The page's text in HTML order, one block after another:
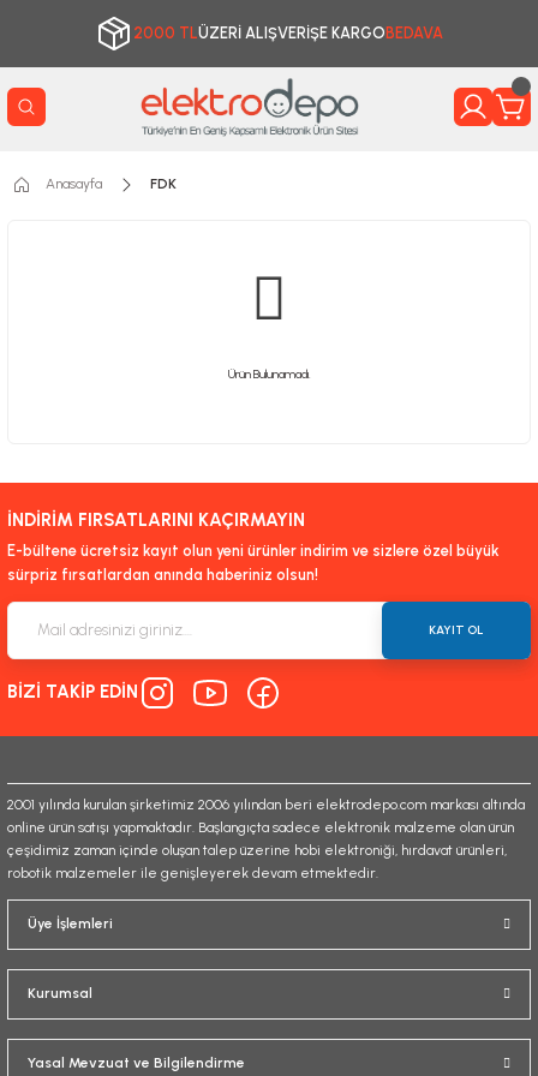
2000 TLÜZERİ ALIŞVERİŞE KARGO BEDAVA
Anasayfa FDK
Ürün Bulunamadı.
İNDİRİM FIRSATLARINI KAÇIRMAYIN
E-bültene ücretsiz kayıt olun yeni ürünler indirim ve sizlere özel büyük
sürpriz fırsatlardan anında haberiniz olsun!
KAYIT OL
BİZİ TAKİP EDİN
2001 yılında kurulan şirketimiz 2006 yılından beri elektrodepo.com markası altında
online ürün satışı yapmaktadır. Başlangıçta sadece elektronik malzeme olan ürün
çeşidimiz zaman içinde oluşan talep üzerine hobi elektroniği, hırdavat ürünleri,
robotik malzemeler ile genişleyerek devam etmektedir.
Üye İşlemleri
Kurumsal
Yasal Mevzuat ve Bilgilendirme